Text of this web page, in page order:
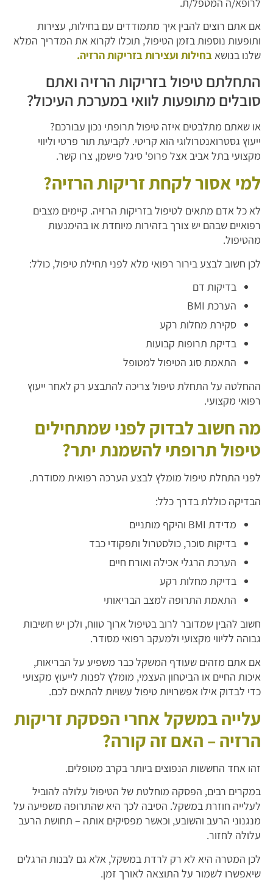
אם אתם רוצים להבין איך מתמודדים עם בחילות, עצירות
ותופעות נוספות בזמן הטיפול, תוכלו לקרוא את המדריך המלא
שלנו בנושאבחילות ועצירות בזריקות הרזיה.
התחלתם טיפול בזריקות הרזיה ואתם
סובלים מתופעות לוואי במערכת העיכול?
או שאתם מתלבטים איזה טיפול תרופתי נכון עבורכם?
ייעוץ גסטרואנטרולוגי הוא קריטי. לקביעת תור פרטי וליווי
מקצועי בתל אביב אצל פרופ' סיגל פישמן, צרו קשר.
למי אסור לקחת זריקות הרזיה?
לא כל אדם מתאים לטיפול בזריקות הרזיה. קיימים מצבים
רפואיים שבהם יש צורך בזהירות מיוחדת או בהימנעות
מהטיפול.
לכן חשוב לבצע בירור רפואי מלא לפני תחילת טיפול, כולל:
בדיקות דם
הערכת BMI
סקירת מחלות רקע
בדיקת תרופות קבועות
התאמת סוג הטיפול למטופל
ההחלטה על התחלת טיפול צריכה להתבצע רק לאחר ייעוץ
רפואי מקצועי.
מה חשוב לבדוק לפני שמתחילים
טיפול תרופתי להשמנת יתר?
לפני התחלת טיפול מומלץ לבצע הערכה רפואית מסודרת.
הבדיקה כוללת בדרך כלל:
מדידת BMI והיקף מותניים
בדיקות סוכר, כולסטרול ותפקודי כבד
הערכת הרגלי אכילה ואורח חיים
בדיקת מחלות רקע
התאמת התרופה למצב הבריאותי
חשוב להבין שמדובר לרוב בטיפול ארוך טווח, ולכן יש חשיבות
גבוהה לליווי מקצועי ולמעקב רפואי מסודר.
אם אתם מזהים שעודף המשקל כבר משפיע על הבריאות,
איכות החיים או הביטחון העצמי, מומלץ לפנות לייעוץ מקצועי
כדי לבדוק אילו אפשרויות טיפול עשויות להתאים לכם.
עלייה במשקל אחרי הפסקת זריקות
הרזיה – האם זה קורה?
זהו אחד החששות הנפוצים ביותר בקרב מטופלים.
במקרים רבים, הפסקה מוחלטת של הטיפול עלולה להוביל
לעלייה חוזרת במשקל. הסיבה לכך היא שהתרופה משפיעה על
מנגנוני הרעב והשובע, וכאשר מפסיקים אותה – תחושת הרעב
עלולה לחזור.
לכן המטרה היא לא רק לרדת במשקל, אלא גם לבנות הרגלים
שיאפשרו לשמור על התוצאה לאורך זמן.